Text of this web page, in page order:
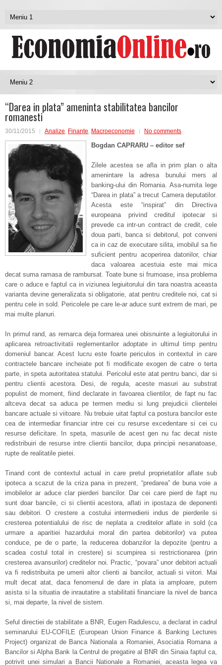
“Darea in plata” ameninta stabilitatea bancilor
romanesti
30/11/2015 Analize, Finante, Macroeconomie No comments
Bogdan CAPRARU – editor sef
Zilele acestea se afla in prim plan o alta
amenintare la adresa bunului mers al
banking-ului din Romania. Asa-numita lege
“Darea in plata” a trecut Camera deputatilor.
Acesta este “inspirat” din Directiva
europeana privind creditul ipotecar si
prevede ca intr-un contract de credit, cele
doua parti, banca si debitorul, pot conveni
ca in caz de executare silita, imobilul sa fie
suficient pentru acoperirea datoriilor, chiar
daca valoarea acestuia este mai mica
decat suma ramasa de rambursat. Toate bune si frumoase, insa problema
care o aduce e faptul ca in viziunea legiuitorului din tara noastra aceasta
varianta devine generalizata si obligatorie, atat pentru creditele noi, cat si
pentru cele in sold. Pericolele pe care le-ar aduce sunt extrem de mari, pe
mai multe planuri.
In primul rand, as remarca deja formarea unei obisnuinte a legiuitorului in
aplicarea retroactivitatii reglementarilor adoptate in ultimul timp pentru
domeniul bancar. Acest lucru este foarte periculos in contextul in care
contractele bancare incheiate pot fi modificate exogen de catre o terta
parte, in speta autoritatea statului. Pericolul este atat pentru banci, dar si
pentru clientii acestora. Desi, de regula, aceste masuri au substrat
populist de moment, fiind declarate in favoarea clientilor, de fapt nu fac
altceva decat sa aduca pe termen mediu si lung prejudicii clientelei
bancare actuale si viitoare. Nu trebuie uitat faptul ca postura bancilor este
cea de intermediar financiar intre cei cu resurse excedentare si cei cu
resurse deficitare. In speta, masurile de acest gen nu fac decat niste
redistribuiri de resurse intre clientii bancilor, dupa principii nesanatoase,
rupte de realitatile pietei.
Tinand cont de contextul actual in care pretul proprietatilor aflate sub
ipoteca a scazut de la criza pana in prezent, “predarea” de buna voie a
imobilelor ar aduce clar pierderi bancilor. Dar cei care pierd de fapt nu
sunt doar bancile, ci si clientii acestora, aflati in ipostaza de deponenti
sau debitori. O crestere a costului intermedierii indus de pierderile si
cresterea potentialului de risc de neplata a creditelor aflate in sold (ca
urmare a aparitiei hazardului moral din partea debitorilor) va putea
conduce, pe de o parte, la reducerea dobanzilor la depozite (pentru a
scadea costul total in crestere) si scumpirea si restrictionarea (prin
cresterea avansurilor) creditelor noi. Practic, “povara” unor debitori actuali
va fi redistribuita pe umerii altor clienti ai bancilor, actuali si viitori. Mai
mult decat atat, daca fenomenul de dare in plata ia amploare, putem
asista si la situatia de inrautatire a stabilitatii financiare la nivel de banca
si, mai departe, la nivel de sistem.
Seful directiei de stabilitate a BNR, Eugen Radulescu, a declarat in cadrul
seminarului EU-COFILE (European Union Finance & Banking Lectures
Project) organizat de Banca Nationala a Romaniei, Asociatia Romana a
Bancilor si Alpha Bank la Centrul de pregatire al BNR din Sinaia faptul ca,
potrivit unei simulari a Bancii Nationale a Romaniei, aceasta legea va